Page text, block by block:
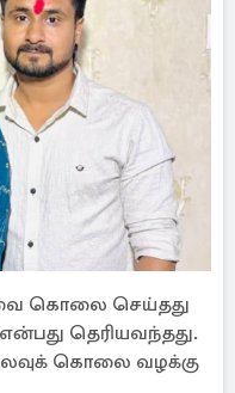
கொலை செய்தது
தெரியவந்தது.
கொலை வழக்கு